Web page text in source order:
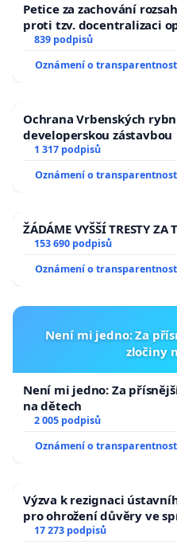
Petice za zachování
proti tzv. docentralizaci
839 podpisů
Oznámení o
Ochrana Vrbenských
developerskou zástavbou
1 317 podpisů
Oznámení o
ŽÁDÁME VYŠŠÍ TRESTY ZA
153 690 podpisů
Oznámení o
Není mi jedno: Za
zločiny
Není mi jedno: Za
na dětech
2 005 podpisů
Oznámení o
Výzva k rezignaci
pro ohrožení důvěry ve
17 273 podpisů